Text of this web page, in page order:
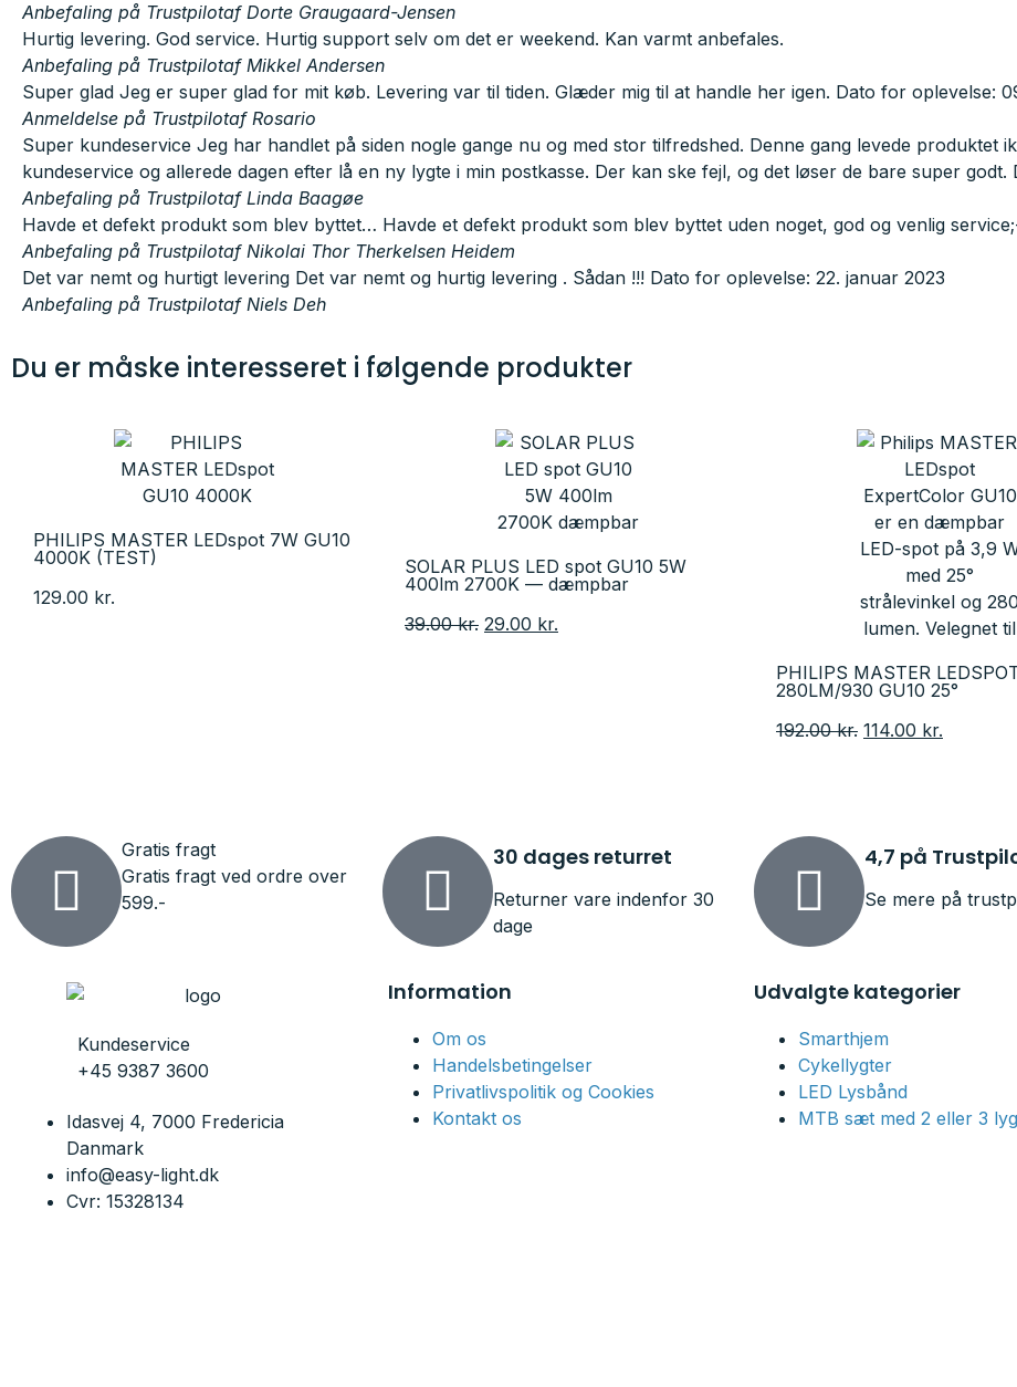
Anbefaling på Trustpilotaf Dorte Graugaard-Jensen
Hurtig levering. God service. Hurtig support selv om det er weekend. Kan varmt anbefales.
Anbefaling på Trustpilotaf Mikkel Andersen
Super glad Jeg er super glad for mit køb. Levering var til tiden. Glæder mig til at handle her igen. Dato for oplevelse:
Anmeldelse på Trustpilotaf Rosario
Super kundeservice Jeg har handlet på siden nogle gange nu og med stor tilfredshed. Denne gang levede produktet
kundeservice og allerede dagen efter lå en ny lygte i min postkasse. Der kan ske fejl, og det løser de bare super
Anbefaling på Trustpilotaf Linda Baagøe
Havde et defekt produkt som blev byttet… Havde et defekt produkt som blev byttet uden noget, god og venlig
Anbefaling på Trustpilotaf Nikolai Thor Therkelsen Heidem
Det var nemt og hurtigt levering Det var nemt og hurtig levering . Sådan !!! Dato for oplevelse: 22. januar 2023
Anbefaling på Trustpilotaf Niels Deh
Du er måske interesseret i følgende produkter
PHILIPS MASTER LEDspot 7W GU10
4000K (TEST)
129.00 kr.
SOLAR PLUS LED spot GU10 5W
400lm 2700K — dæmpbar
39.00kr. 29.00 kr.
PHILIPS MASTER
280LM/930 GU10 25°
192.00kr. 114.00 kr.
Gratis fragt
Gratis fragt ved ordre over
599.-
30 dages returret
Returner vare indenfor 30
dage
4,7 på
Se mere på
Kundeservice
+45 9387 3600
Idasvej 4, 7000 Fredericia
Danmark
info@easy-light.dk
Cvr: 15328134
Information
Om os
Handelsbetingelser
Privatlivspolitik og Cookies
Kontakt os
Udvalgte kategorier
Smarthjem
Cykellygter
LED Lysbånd
MTB sæt med 2 eller 3